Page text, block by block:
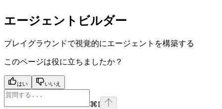
エージェントビルダー
プレイグラウンドで視覚的にエージェントを構築する
このページは役に立ちましたか？
はい いいえ
⌘I